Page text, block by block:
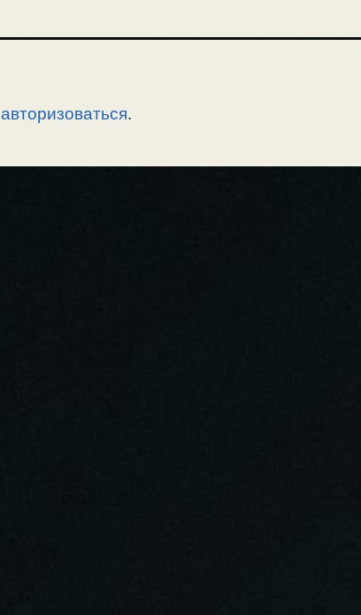
авторизоваться.